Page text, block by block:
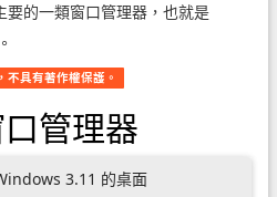
的一類窗口管理器，也就是
不具有著作權保護。
管理器
3.11 的桌面